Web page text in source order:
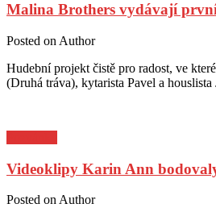
Malina Brothers vydávají
Posted on Author
Hudební projekt čistě pro radost, ve
(Druhá tráva), kytarista Pavel a
Videoklipy Karin Ann
Posted onAuthor